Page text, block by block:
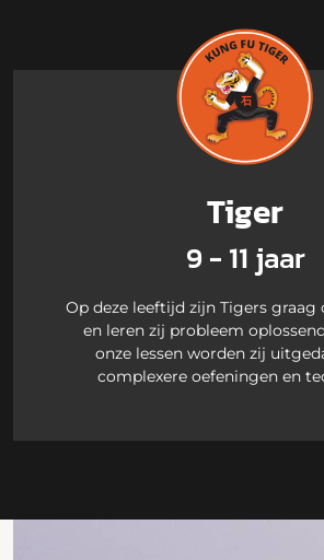
Tiger
9 - 11 jaar
Op deze leeftijd zijn Tigers graag
en leren zij probleem
onze lessen worden zij
complexere oefeningen en